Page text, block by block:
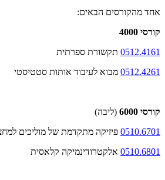
אחד מהקורסים הבאים:
קורסי 4000
0512.4161 תקשורת ספרתית
0512.4261 מבוא לעיבוד אותות סטטיסטי
קורסי 6000
(ליבה)
0510.6701 פיזיקה מתקדמת של מוליכים
0510.6801 אלקטרודינמיקה קלאסית